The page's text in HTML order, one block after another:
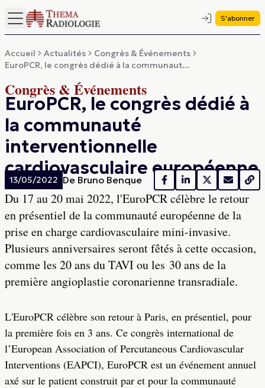
S'abonner
Accueil Actualités
Congrès & Événements
EuroPCR, le congrès dédié à la communaut...
Congrès & Événements
EuroPCR, le congrès dédié à
la communauté
interventionnelle
cardiovasculaire européenne
13/05/2022 De Bruno Benque
Du 17 au 20 mai 2022, l'EuroPCR célèbre le retour
en présentiel de la communauté européenne de la
prise en charge cardiovasculaire mini-invasive.
Plusieurs anniversaires seront fêtés à cette occasion,
comme les 20 ans du TAVI ou les 30 ans de la
première angioplastie coronarienne transradiale.
L'EuroPCR célèbre son retour à Paris, en présentiel, pour
la première fois en 3 ans. Ce congrès international de
l’European Association of Percutaneous Cardiovascular
Interventions (EAPCI), EuroPCR est un événement annuel
axé sur le patient construit par et pour la communauté